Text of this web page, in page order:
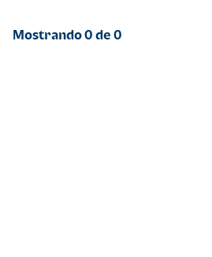
Mostrando0 de 0